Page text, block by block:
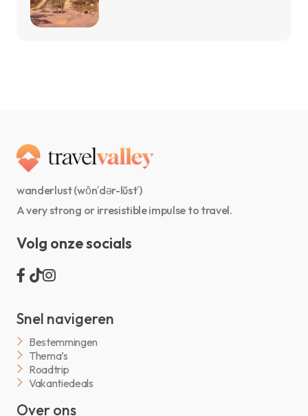
wanderlust (wŏn′dər-lŭst′)
A very strong or irresistible impulse to travel.
Volg onze socials
Snel navigeren
Bestemmingen
Thema’s
Roadtrip
Vakantiedeals
Over ons